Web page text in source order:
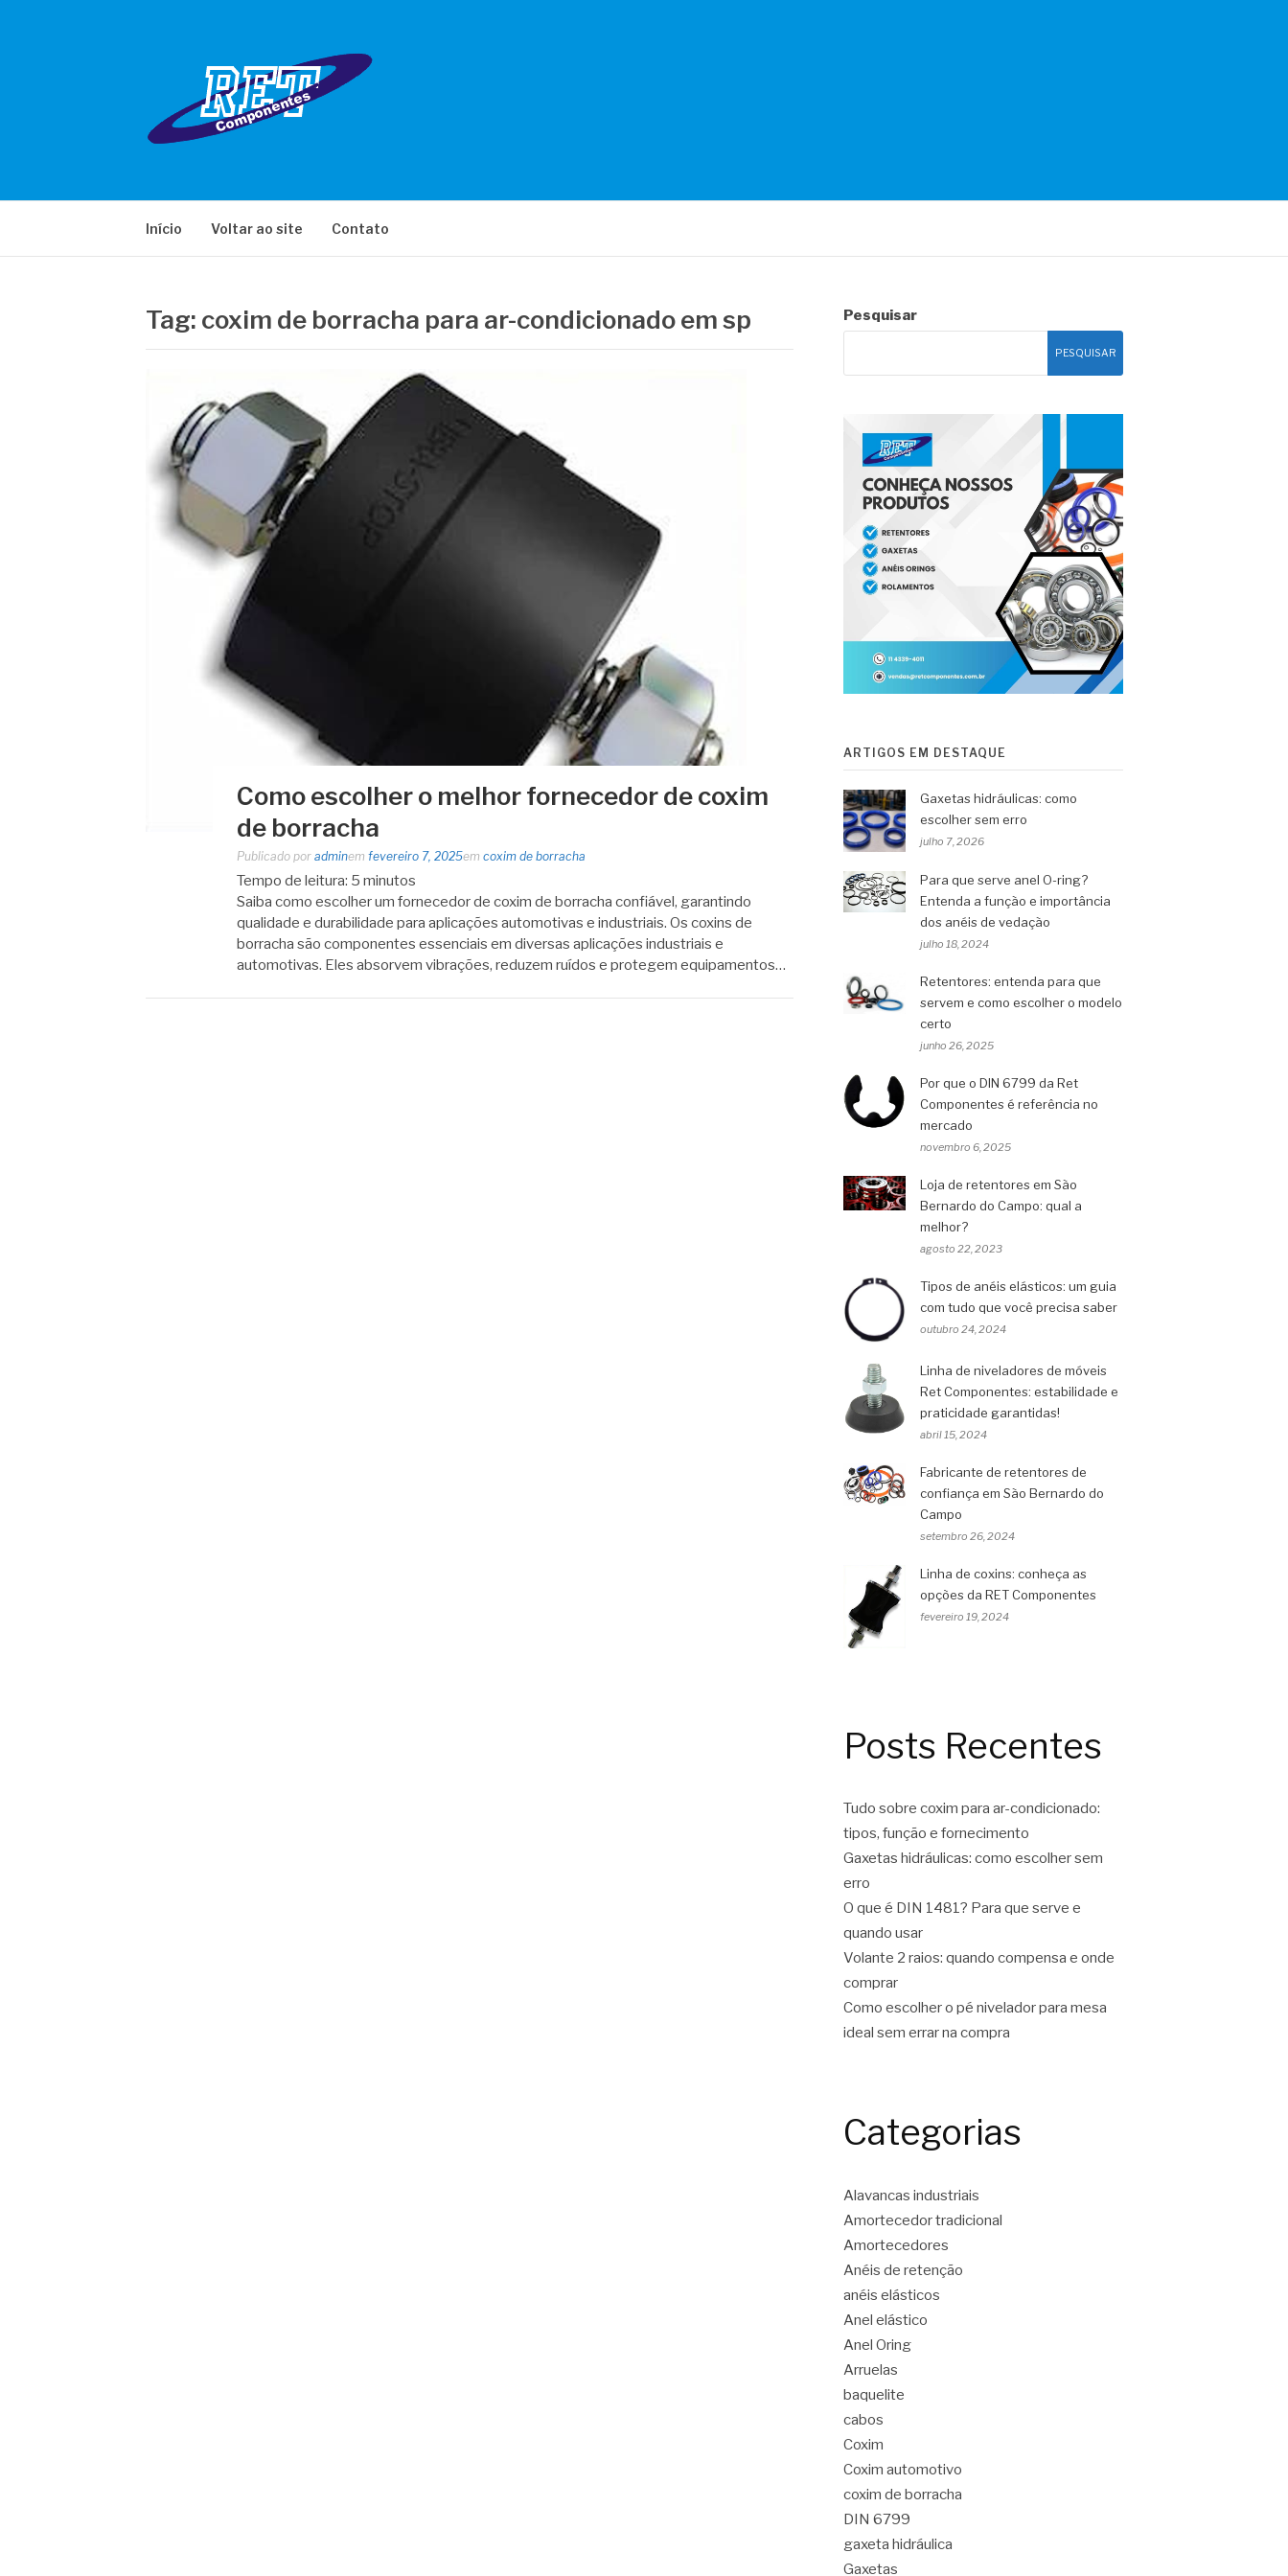
Início Voltar ao site Contato
Tag: coxim de borracha para ar-condicionado em sp
Como escolher o melhor fornecedor de coxim
de borracha
Publicado por adminem fevereiro 7, 2025em coxim de borracha
Tempo de leitura: 5 minutos
Saiba como escolher um fornecedor de coxim de borracha confiável, garantindo
qualidade e durabilidade para aplicações automotivas e industriais. Os coxins de
borracha são componentes essenciais em diversas aplicações industriais e
automotivas. Eles absorvem vibrações, reduzem ruídos e protegem equipamentos…
Pesquisar
PESQUISAR
ARTIGOS EM DESTAQUE
Gaxetas hidráulicas: como
escolher sem erro
julho 7, 2026
Para que serve anel O-ring?
Entenda a função e importância
dos anéis de vedação
julho 18, 2024
Retentores: entenda para que
servem e como escolher o modelo
certo
junho 26, 2025
Por que o DIN 6799 da Ret
Componentes é referência no
mercado
novembro 6, 2025
Loja de retentores em São
Bernardo do Campo: qual a
melhor?
agosto 22, 2023
Tipos de anéis elásticos: um guia
com tudo que você precisa saber
outubro 24, 2024
Linha de niveladores de móveis
Ret Componentes: estabilidade e
praticidade garantidas!
abril 15, 2024
Fabricante de retentores de
confiança em São Bernardo do
Campo
setembro 26, 2024
Linha de coxins: conheça as
opções da RET Componentes
fevereiro 19, 2024
Posts Recentes
Tudo sobre coxim para ar-condicionado:
tipos, função e fornecimento
Gaxetas hidráulicas: como escolher sem
erro
O que é DIN 1481? Para que serve e
quando usar
Volante 2 raios: quando compensa e onde
comprar
Como escolher o pé nivelador para mesa
ideal sem errar na compra
Categorias
Alavancas industriais
Amortecedor tradicional
Amortecedores
Anéis de retenção
anéis elásticos
Anel elástico
Anel Oring
Arruelas
baquelite
cabos
Coxim
Coxim automotivo
coxim de borracha
DIN 6799
gaxeta hidráulica
Gaxetas